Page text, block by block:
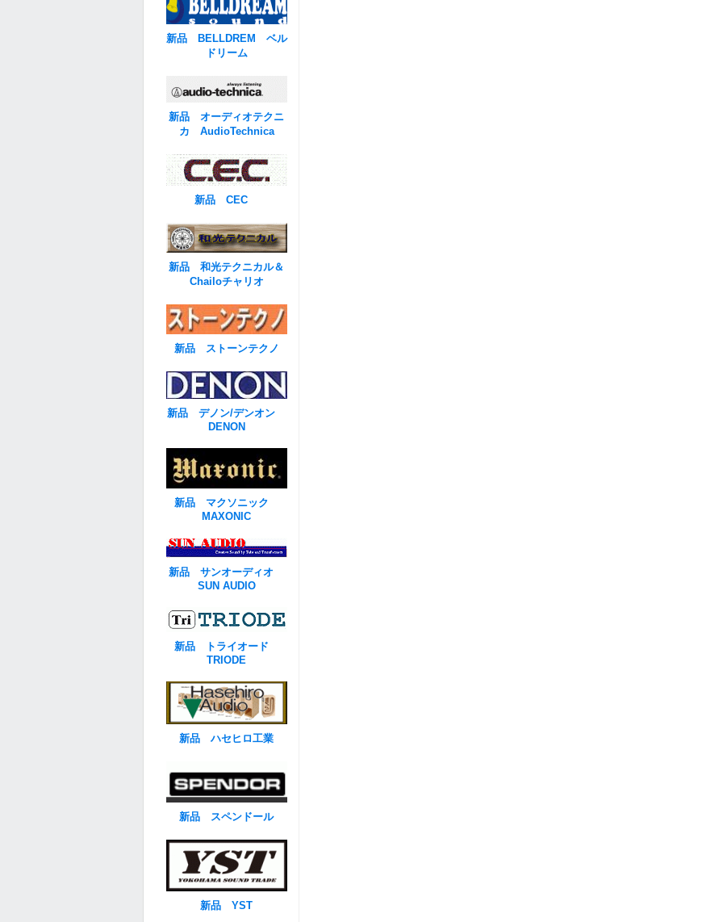
新品 BELLDREM ベル
ドリーム
新品 オーディオテクニ
カ AudioTechnica
新品 CEC
新品 和光テクニカル＆
Chailoチャリオ
新品 ストーンテクノ
新品 デノン/デンオン
DENON
新品 マクソニック
MAXONIC
新品 サンオーディオ
SUN AUDIO
新品 トライオード
TRIODE
新品 ハセヒロ工業
新品 スペンドール
新品 YST